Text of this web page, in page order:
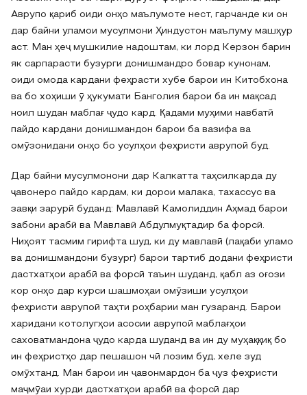
Аврупо қариб оиди онҳо маълумоте нест, гарчанде ки он
дар байни уламои мусулмони Ҳиндустон маълуму машҳур
аст. Ман ҳеҷ мушкилие надоштам, ки лорд Керзон барин
як сарпарасти бузурги донишмандро бовар кунонам,
оиди омода кардани феҳрасти хубе барои ин Китобхона
ва бо хоҳиши ӯ ҳукумати Банголия барои ба ин мақсад
ноил шудан маблағ ҷудо кард. Қадами муҳими навбатӣ
пайдо кардани донишмандон барои ба вазифа ва
омӯзонидани онҳо бо усулҳои феҳристи аврупоӣ буд.
Дар байни мусулмонони дар Калкатта таҳсилкарда ду
ҷавонеро пайдо кардам, ки дорои малака, тахассус ва
завқи зарурӣ буданд: Мавлавӣ Камолиддин Аҳмад барои
забони арабӣ ва Мавлавӣ Абдулмуқтадир ба форсӣ.
Ниҳоят тасмим гирифта шуд, ки ду мавлавӣ (лақаби уламо
ва донишмандони бузург) барои тартиб додани феҳристи
дастхатҳои арабӣ ва форсӣ таъин шуданд, қабл аз оғози
кор онҳо дар курси шашмоҳаи омӯзиши усулҳои
феҳристи аврупоӣ таҳти роҳбарии ман гузаранд. Барои
харидани котолугҳои асосии аврупоӣ маблағҳои
саховатмандона ҷудо карда шуданд ва ин ду муҳаққиқ бо
ин феҳристҳо дар пешашон чӣ лозим буд, хеле зуд
омӯхтанд. Ман барои ин ҷавонмардон ба ҷуз феҳристи
маҷмӯаи хурди дастхатҳои арабӣ ва форсӣ дар